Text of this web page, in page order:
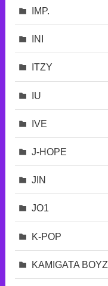
IMP.
INI
ITZY
IU
IVE
J-HOPE
JIN
JO1
K-POP
KAMIGATA BOYZ